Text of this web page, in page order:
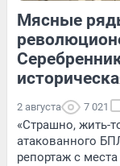
13 Обсудить
Мясные
2 августа 7 021
«Страшно, жить-
атакованного
репортаж с места